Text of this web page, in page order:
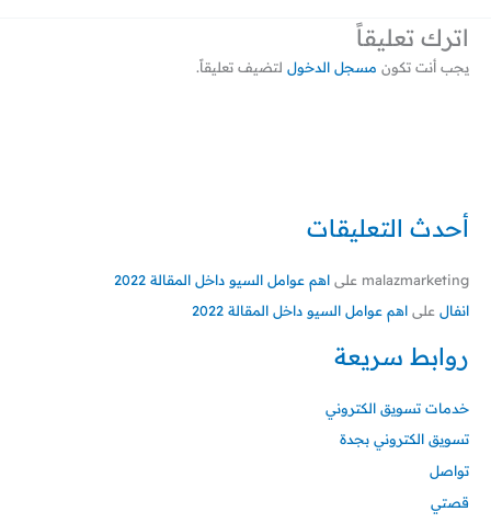
أحدث التعليقات
malazmarketing على اهم عوامل السيو داخل المقالة 2022
انفال على اهم عوامل السيو داخل المقالة 2022
روابط سريعة
خدمات تسويق الكتروني
تسويق الكتروني بجدة
تواصل
قصتي
اترك تعليقاً
يجب أنت تكون مسجل الدخول لتضيف تعليقاً.